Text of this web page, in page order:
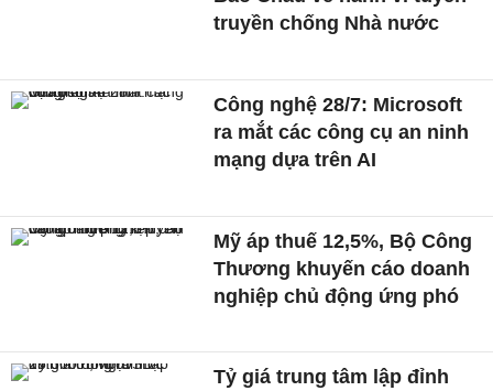
truyền chống Nhà nước
Công nghệ 28/7: Microsoft
ra mắt các công cụ an ninh
mạng dựa trên AI
Mỹ áp thuế 12,5%, Bộ Công
Thương khuyến cáo doanh
nghiệp chủ động ứng phó
Tỷ giá trung tâm lập đỉnh